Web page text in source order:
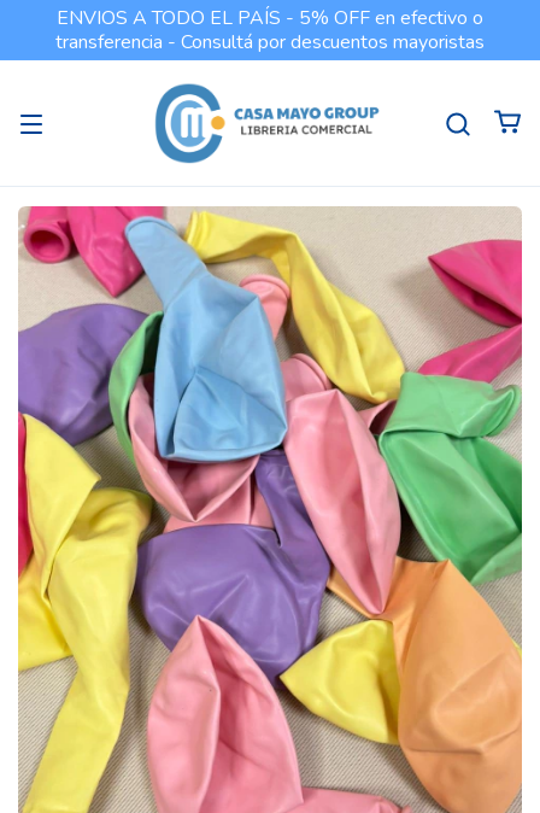
ENVIOS A TODO EL PAÍS - 5% OFF en efectivo o
transferencia - Consultá por descuentos mayoristas